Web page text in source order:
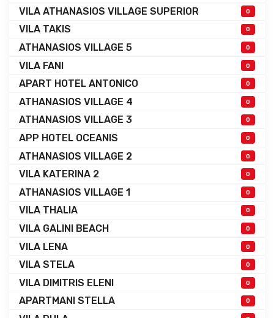
VILA ATHANASIOS VILLAGE SUPERIOR 0
VILA TAKIS 0
ATHANASIOS VILLAGE 5 0
VILA FANI 0
APART HOTEL ANTONICO 0
ATHANASIOS VILLAGE 4 0
ATHANASIOS VILLAGE 3 0
APP HOTEL OCEANIS 0
ATHANASIOS VILLAGE 2 0
VILA KATERINA 2 0
ATHANASIOS VILLAGE 1 0
VILA THALIA 0
VILA GALINI BEACH 0
VILA LENA 0
VILA STELA 0
VILA DIMITRIS ELENI 0
APARTMANI STELLA 0